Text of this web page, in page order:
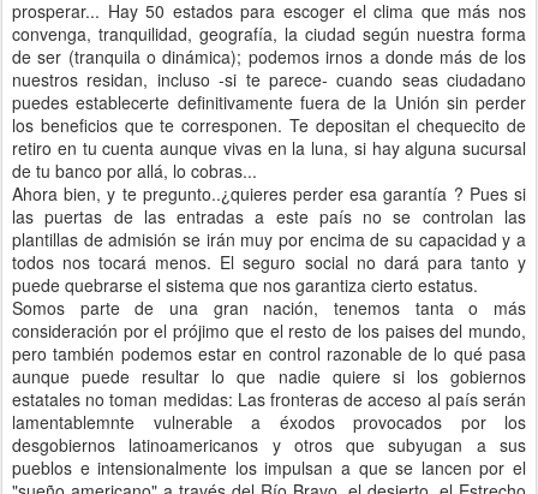
prosperar... Hay 50 estados para escoger el clima que más nos
convenga, tranquilidad, geografía, la ciudad según nuestra forma
de ser (tranquila o dinámica); podemos irnos a donde más de los
nuestros residan, incluso -si te parece- cuando seas ciudadano
puedes establecerte definitivamente fuera de la Unión sin perder
los beneficios que te corresponen. Te depositan el chequecito de
retiro en tu cuenta aunque vivas en la luna, si hay alguna sucursal
de tu banco por allá, lo cobras...
Ahora bien, y te pregunto..¿quieres perder esa garantía ? Pues si
las puertas de las entradas a este país no se controlan las
plantillas de admisión se irán muy por encima de su capacidad y a
todos nos tocará menos. El seguro social no dará para tanto y
puede quebrarse el sistema que nos garantiza cierto estatus.
Somos parte de una gran nación, tenemos tanta o más
consideración por el prójimo que el resto de los paises del mundo,
pero también podemos estar en control razonable de lo qué pasa
aunque puede resultar lo que nadie quiere si los gobiernos
estatales no toman medidas: Las fronteras de acceso al país serán
lamentablemnte vulnerable a éxodos provocados por los
desgobiernos latinoamericanos y otros que subyugan a sus
pueblos e intensionalmente los impulsan a que se lancen por el